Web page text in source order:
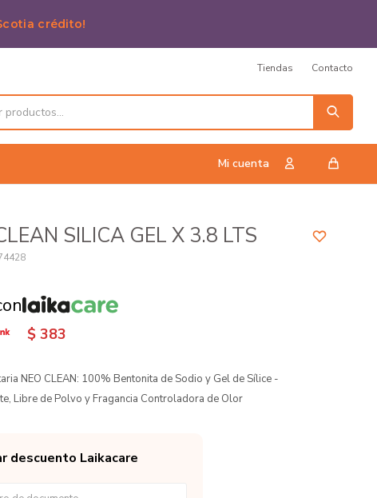
crédito!
Tiendas Contacto
SILICA GEL X 3.8 LTS
$ 383
NEO CLEAN: 100% Bentonita de Sodio y Gel de Sílice -
Libre de Polvo y Fragancia Controladora de Olor
descuento Laikacare